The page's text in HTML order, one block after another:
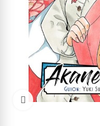
Click to enlarge